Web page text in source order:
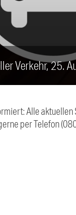
Verkehr, 25.
Alle
per Telefon